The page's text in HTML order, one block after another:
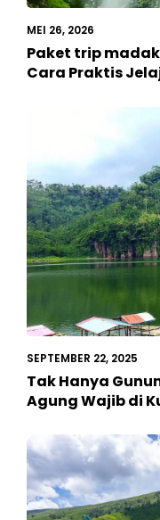
MEI 26, 2026
Paket trip
Cara Praktis
SEPTEMBER 22, 2025
Tak Hanya
Agung Wajib di